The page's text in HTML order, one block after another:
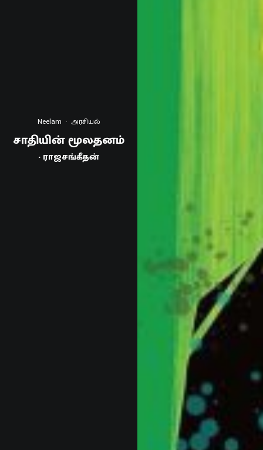
Neelam · அரசியல்
சாதியின் மூலதனம்
- ராஜசங்கீதன்